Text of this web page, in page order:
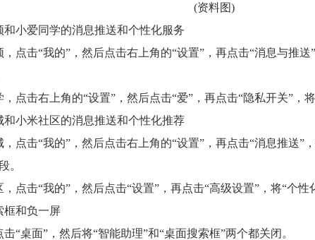
(资料图)
和小爱同学的消息推送和个性化服务
点击“我的”，然后点击右上角的“设置”，再点击“消息与推送
点击右上角的“设置”，然后点击“爱”，再点击“隐私开关”，将
和小米社区的消息推送和个性化推荐
，点击“我的”，然后点击右上角的“设置”，再点击“消息推送”
。
点击“我的”，然后点击“设置”，再点击“高级设置”，将“个性
框和负一屏
“桌面”，然后将“智能助理”和“桌面搜索框”两个都关闭。